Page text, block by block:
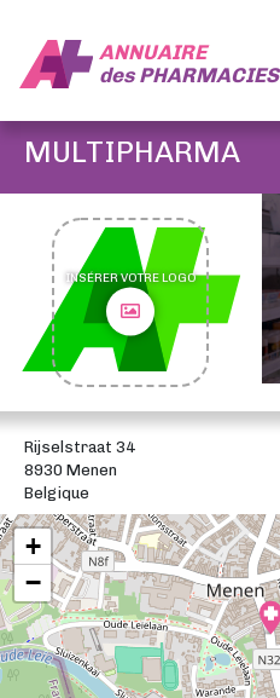
ANNUAIRE
desPHARMACIES
MULTIPHARMA
INSÉRER VOTRE LOGO
Rijselstraat 34
8930 Menen
Belgique
+
−